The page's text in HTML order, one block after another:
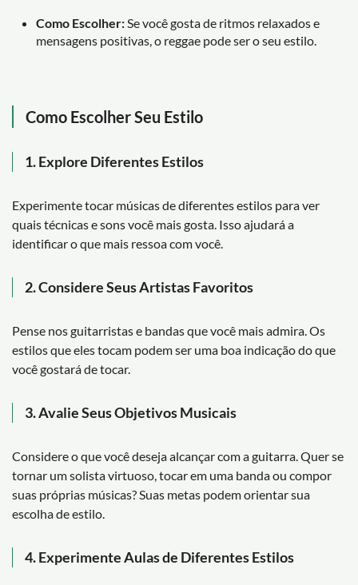
Como Escolher: Se você gosta de ritmos relaxados e
mensagens positivas, o reggae pode ser o seu estilo.
Como Escolher Seu Estilo
1.Explore Diferentes Estilos
Experimente tocar músicas de diferentes estilos para ver
quais técnicas e sons você mais gosta. Isso ajudará a
identificar o que mais ressoa com você.
2.Considere Seus Artistas Favoritos
Pense nos guitarristas e bandas que você mais admira. Os
estilos que eles tocam podem ser uma boa indicação do que
você gostará de tocar.
3.Avalie Seus Objetivos Musicais
Considere o que você deseja alcançar com a guitarra. Quer se
tornar um solista virtuoso, tocar em uma banda ou compor
suas próprias músicas? Suas metas podem orientar sua
escolha de estilo.
4.Experimente Aulas de Diferentes Estilos